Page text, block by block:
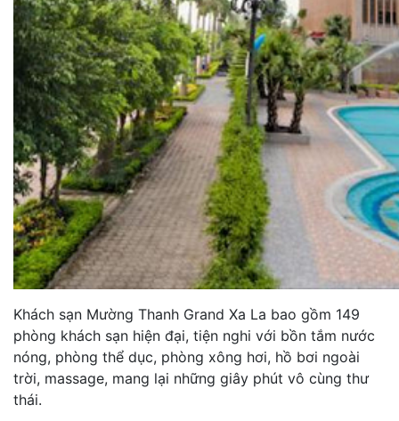
Khách sạn Mường Thanh Grand Xa La bao gồm 149
phòng khách sạn hiện đại, tiện nghi với bồn tắm nước
nóng, phòng thể dục, phòng xông hơi, hồ bơi ngoài
trời, massage, mang lại những giây phút vô cùng thư
thái.